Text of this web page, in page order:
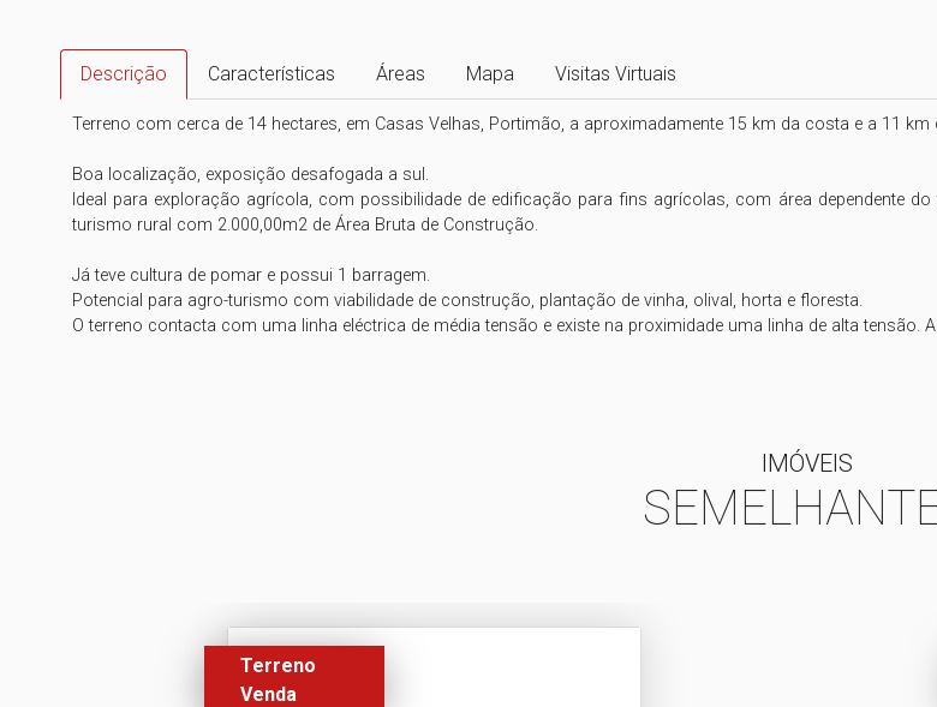
Descrição Características Áreas Mapa Visitas Virtuais
Terreno com cerca de 14 hectares, em Casas Velhas, Portimão, a aproximadamente 15 km da costa e a 11 km
Boa localização, exposição desafogada a sul.
Ideal para exploração agrícola, com possibilidade de edificação para fins agrícolas, com área dependente
turismo rural com 2.000,00m2 de Área Bruta de Construção.
Já teve cultura de pomar e possui 1 barragem.
Potencial para agro-turismo com viabilidade de construção, plantação de vinha, olival, horta e floresta.
IMÓVEIS
Terreno
Venda